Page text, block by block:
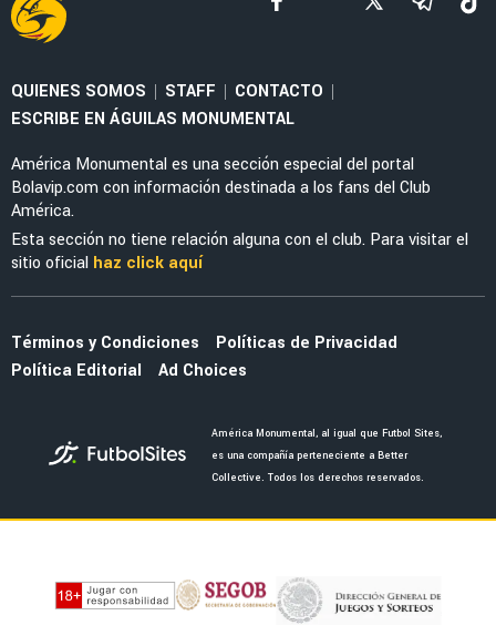
NOTICIAS
Noticias de América HOY, 8 de agosto